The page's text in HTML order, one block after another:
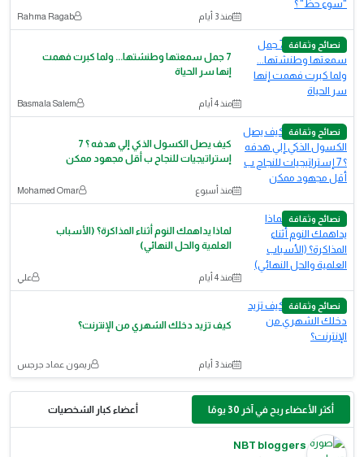
منذ 3 أيام Rahma Ragab
نصائح وثقافة
7 جمل سمعتها وطنشتها... ولما كبرت فهمت
إنها سر الحياة
منذ 4 أيام Basmala Salem
نصائح وثقافة
كيف يصل الكسول الذكي إلي هدفه ؟ 7
إستراتيجيات للنجاح ب أقل مجهود ممكن
منذ أسبوع ‪Mohamed Omar‬‏
نصائح وثقافة
لماذا يداهمك النوم أثناء المذاكرة؟ (الأسباب
العلمية والحل النهائي)
منذ 4 أيام علي
نصائح وثقافة
كيف تزيد دخلك الشهري من الإنترنت؟
منذ 3 أيام ريمون عماد جرجس
أكثر الأعضاء ربح في آخر 30 يومًا أعضاء كبار الشخصيات
NBT bloggers